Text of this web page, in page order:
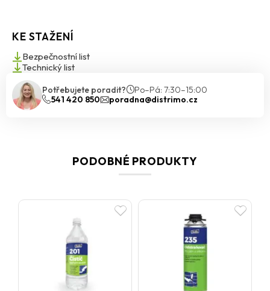
KE STAŽENÍ
Bezpečnostní list
Technický list
Potřebujete poradit?
Po–Pá: 7:30–15:00
541 420 850
poradna@distrimo.cz
PODOBNÉ PRODUKTY